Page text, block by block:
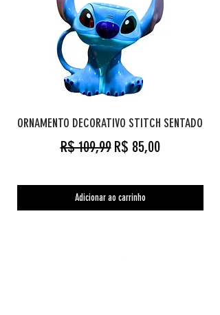
ORNAMENTO DECORATIVO STITCH SENTADO
Preço normal
R$ 109,99 Preço promocional
R$ 85,00
Adicionar ao carrinho